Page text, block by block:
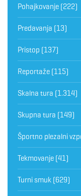
Pohajkovanje (222)
Predavanja (13)
Pristop (137)
Reportaže (115)
Skalna tura (1.314)
Skupna tura (149)
Športno plezalni
Tekmovanje (41)
Turni smuk (629)